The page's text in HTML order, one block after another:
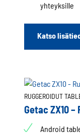
yhteyksille
Katso
RUGGEROIDUT
Getac ZX10
Android